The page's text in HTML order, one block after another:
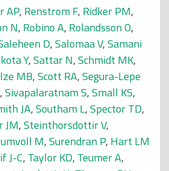
AP, Renstrom F, Ridker PM,
N, Robino A, Rolandsson O,
D,Salomaa V,Samani
Y,Sattar N,Schmidt MK,
MB,Scott RA,Segura-Lepe
,Sivapalaratnam S,Small KS,
JA,Southam L,Spector TD,
JM,Steinthorsdottir V,
M,Surendran P, Hart LM
J-C, Taylor KD, Teumer A,